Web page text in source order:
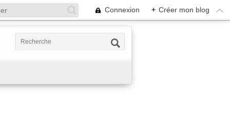
Connexion + Créer mon blog